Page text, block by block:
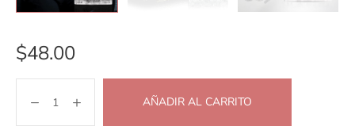
$48.00
AÑADIR AL CARRITO